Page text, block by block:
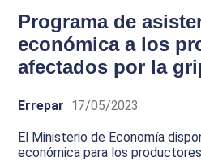
Programa de
económica a los
afectados por la
Errepar 17/05/2023
El Ministerio de Economía
económica para los